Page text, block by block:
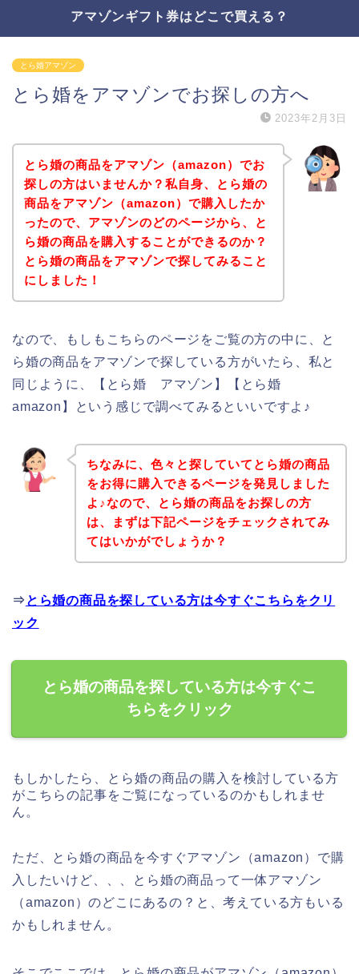
アマゾンギフト券はどこで買える？
とら婚アマゾン
とら婚をアマゾンでお探しの方へ
2023年2月3日
とら婚の商品をアマゾン（amazon）でお
探しの方はいませんか？私自身、とら婚の
商品をアマゾン（amazon）で購入したか
ったので、アマゾンのどのページから、と
ら婚の商品を購入することができるのか？
とら婚の商品をアマゾンで探してみること
にしました！
なので、もしもこちらのページをご覧の方の中に、と
ら婚の商品をアマゾンで探している方がいたら、私と
同じように、【とら婚 アマゾン】【とら婚
amazon】という感じで調べてみるといいですよ♪
ちなみに、色々と探していてとら婚の商品
をお得に購入できるページを発見しました
よ♪なので、とら婚の商品をお探しの方
は、まずは下記ページをチェックされてみ
てはいかがでしょうか？
⇒ とら婚の商品を探している方は今すぐこちらをクリ
ック
とら婚の商品を探している方は今すぐこ
ちらをクリック
もしかしたら、とら婚の商品の購入を検討している方
がこちらの記事をご覧になっているのかもしれませ
ん。
ただ、とら婚の商品を今すぐアマゾン（amazon）で購
入したいけど、、、とら婚の商品って一体アマゾン
（amazon）のどこにあるの？と、考えている方もいる
かもしれません。